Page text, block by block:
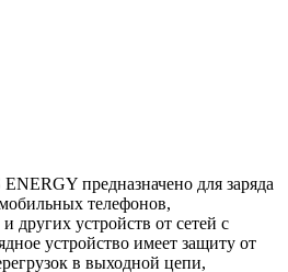
предназначено для заряда
телефонов,
других устройств от сетей с
устройство имеет защиту от
в выходной цепи,